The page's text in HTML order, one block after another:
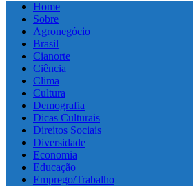
Home
Sobre
Agronegócio
Brasil
Cianorte
Ciência
Clima
Cultura
Demografia
Dicas Culturais
Direitos Sociais
Diversidade
Economia
Educação
Emprego/Trabalho